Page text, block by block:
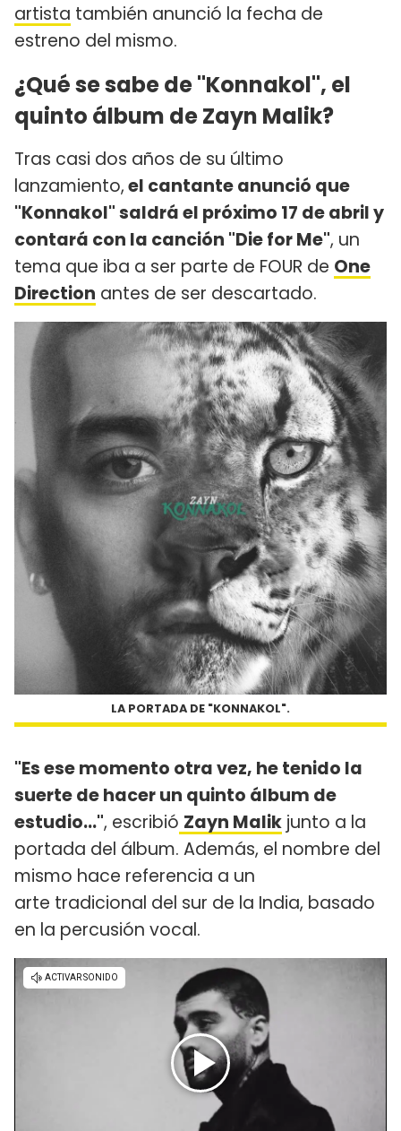
artista también anunció la fecha de
estreno del mismo.
¿Qué se sabe de "Konnakol", el
quinto álbum de Zayn Malik?
Tras casi dos años de su último
lanzamiento,el cantante anunció que
"Konnakol" saldrá el próximo 17 de abril y
contará con la canción "Die for Me", un
tema que iba a ser parte de FOUR de One
Direction antes de ser descartado.
LA PORTADA DE "KONNAKOL".
"Es ese momento otra vez, he tenido la
suerte de hacer un quinto álbum de
estudio...", escribió Zayn Malik junto a la
portada del álbum. Además, el nombre del
mismo hace referencia a un
arte tradicional del sur de la India, basado
en la percusión vocal.